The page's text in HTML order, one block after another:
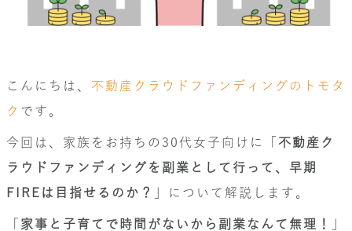
こんにちは、 不動産クラウドファンディングのトモタ
ク です。
今回は、家族をお持ちの30代女子向けに「 不動産ク
ラウドファンディングを副業として行って、早期
FIREは目指せるのか？
」について解説します。
家事と子育てで時間がないから副業なんて無理！